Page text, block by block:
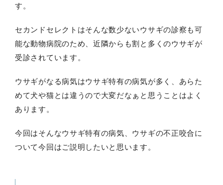
す。
セカンドセレクトはそんな数少ないウサギの診察も可
能な動物病院のため、近隣からも割と多くのウサギが
受診されています。
ウサギがなる病気はウサギ特有の病気が多く、あらた
めて犬や猫とは違うので大変だなぁと思うことはよく
あります。
今回はそんなウサギ特有の病気、ウサギの不正咬合に
ついて今回はご説明したいと思います。